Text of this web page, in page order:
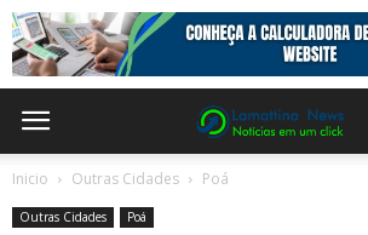
Inicio Outras Cidades Poá
Outras Cidades Poá